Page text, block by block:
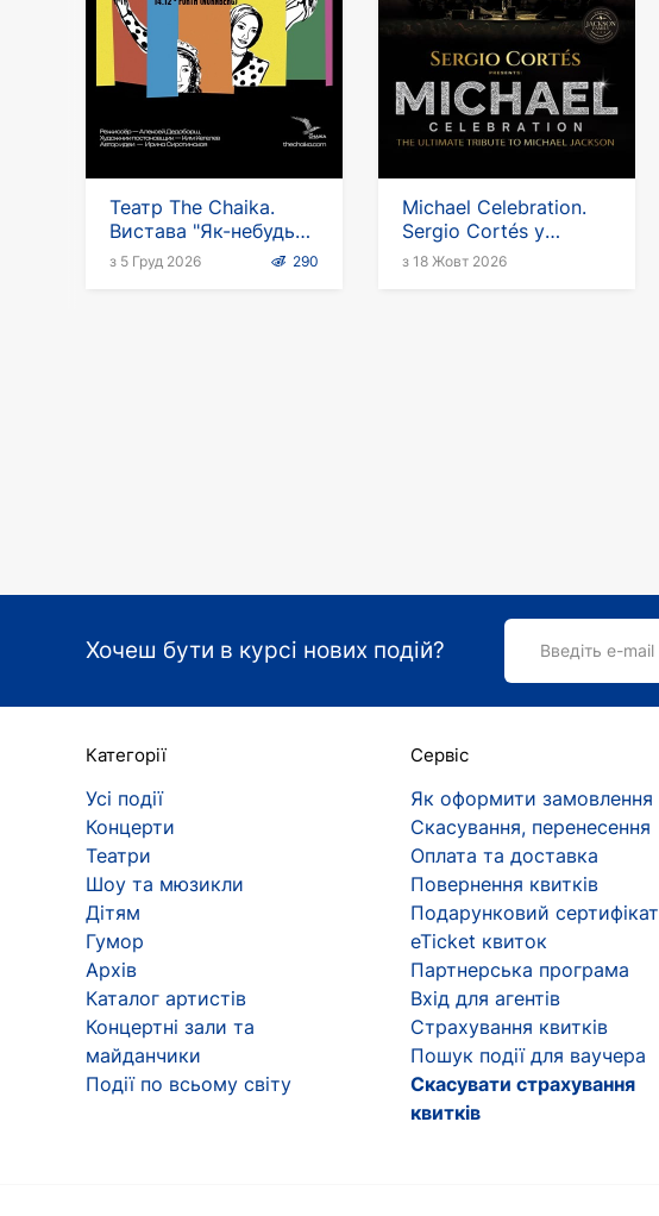
Театр The Chaika.
Вистава "Як-небудь
викрутимося" в
з 5 Груд 2026 290
Michael Celebration.
Sergio Cortés у
Німеччині
з 18 Жовт 2026
Хочеш бути в курсі нових подій? Введіть e-mail
Категорії
Усі події
Концерти
Театри
Шоу та мюзикли
Дітям
Гумор
Архів
Каталог артистів
Концертні зали та
майданчики
Події по всьому світу
Сервіс
Як оформити замовлення
Скасування, перенесення
Оплата та доставка
Повернення квитків
Подарунковий сертифікат
eTicket квиток
Партнерська програма
Вхід для агентів
Страхування квитків
Пошук події для ваучера
Скасувати страхування
квитків